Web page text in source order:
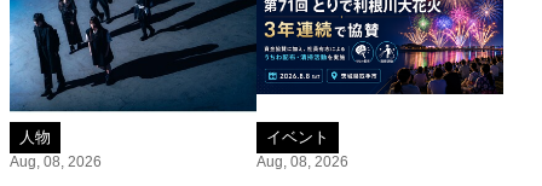
人物
Aug, 08, 2026
イベント
Aug, 08, 2026